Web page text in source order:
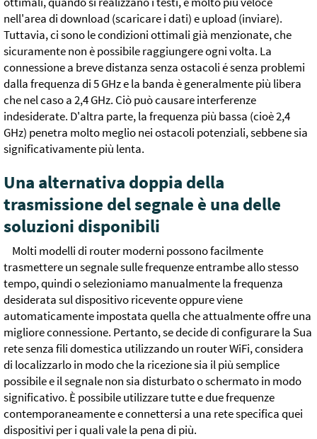
nell'area di download (scaricare i dati) e upload (inviare).
Tuttavia, ci sono le condizioni ottimali già menzionate, che
sicuramente non è possibile raggiungere ogni volta. La
connessione a breve distanza senza ostacoli é senza problemi
dalla frequenza di 5 GHz e la banda è generalmente più libera
che nel caso a 2,4 GHz. Ciò può causare interferenze
indesiderate. D'altra parte, la frequenza più bassa (cioè 2,4
GHz) penetra molto meglio nei ostacoli potenziali, sebbene sia
significativamente più lenta.
Una alternativa doppia della
trasmissione del segnale è una delle
soluzioni disponibili
Molti modelli di router moderni possono facilmente
trasmettere un segnale sulle frequenze entrambe allo stesso
tempo, quindi o selezioniamo manualmente la frequenza
desiderata sul dispositivo ricevente oppure viene
automaticamente impostata quella che attualmente offre una
migliore connessione. Pertanto, se decide di configurare la Sua
rete senza fili domestica utilizzando un router WiFi, considera
di localizzarlo in modo che la ricezione sia il più semplice
possibile e il segnale non sia disturbato o schermato in modo
significativo. È possibile utilizzare tutte e due frequenze
contemporaneamente e connettersi a una rete specifica quei
dispositivi per i quali vale la pena di più.